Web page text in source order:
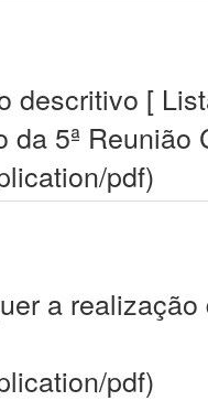
descritivo [
da 5ª Reunião
pdf)
a
pdf)